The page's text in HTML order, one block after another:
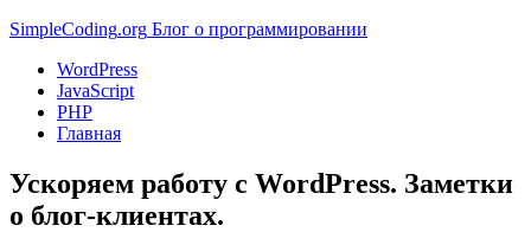
SimpleCoding.org Блог о программировании
WordPress
JavaScript
PHP
Главная
Ускоряем работу с WordPress. Заметки
о блог-клиентах.